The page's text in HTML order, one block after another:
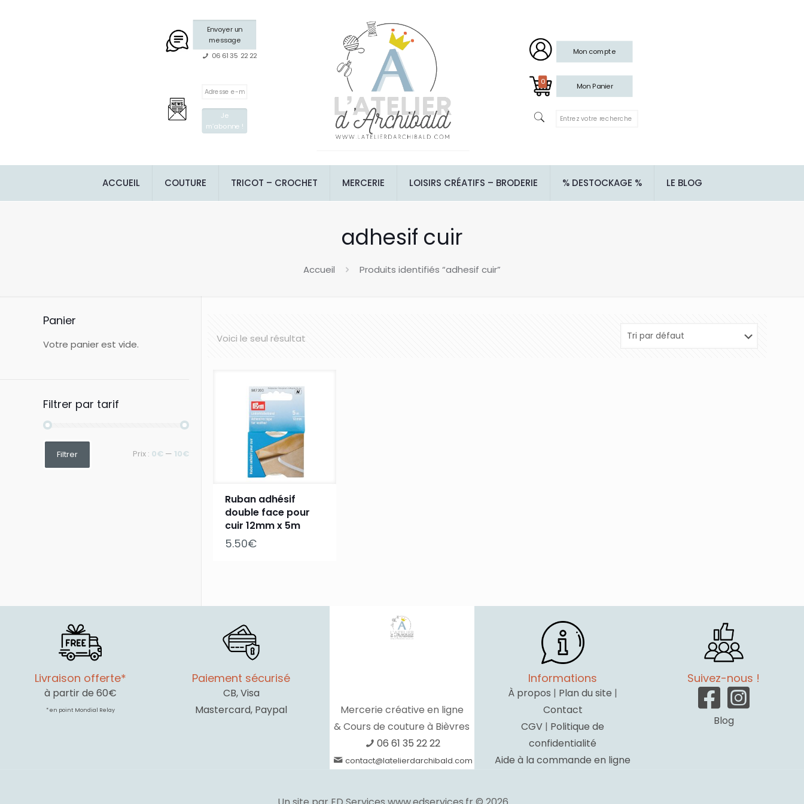
Envoyer un
message
06 61 35 22 22
Mon compte
0 Mon Panier
ACCUEIL COUTURE TRICOT – CROCHET MERCERIE LOISIRS CRÉATIFS – BRODERIE % DESTOCKAGE % LE BLOG
adhesif cuir
Accueil Produits identifiés “adhesif cuir”
Voici le seul résultat
Ruban adhésif
double face pour
cuir 12mm x 5m
5.50€
Panier
Votre panier est vide.
Filtrer par tarif
Filtrer Prix : 0€ — 10€
Livraison offerte*
à partir de 60€
* en point Mondial Relay
Paiement sécurisé
CB, Visa
Mastercard, Paypal
Mercerie créative en ligne
& Cours de couture à Bièvres
06 61 35 22 22
contact@latelierdarchibald.com
Informations
À propos | Plan du site |
Contact
CGV | Politique de
confidentialité
Aide à la commande en ligne
Suivez-nous !
Blog